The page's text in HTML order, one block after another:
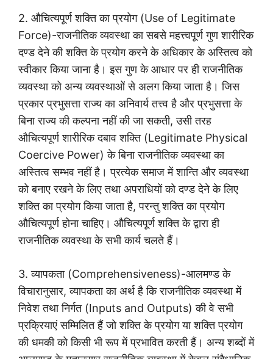
2. औचित्यपूर्ण शक्ति का प्रयोग (Use of Legitimate
Force)-राजनीतिक व्यवस्था का सबसे महत्त्वपूर्ण गुण शारीरिक
दण्ड देने की शक्ति के प्रयोग करने के अधिकार के अस्तित्व को
स्वीकार किया जाना है। इस गुण के आधार पर ही राजनीतिक
व्यवस्था को अन्य व्यवस्थाओं से अलग किया जाता है। जिस
प्रकार प्रभुसत्ता राज्य का अनिवार्य तत्त्व है और प्रभुसत्ता के
बिना राज्य की कल्पना नहीं की जा सकती, उसी तरह
औचित्यपूर्ण शारीरिक दबाव शक्ति (Legitimate Physical
Coercive Power) के बिना राजनीतिक व्यवस्था का
अस्तित्व सम्भव नहीं है। प्रत्येक समाज में शान्ति और व्यवस्था
को बनाए रखने के लिए तथा अपराधियों को दण्ड देने के लिए
शक्ति का प्रयोग किया जाता है, परन्तु शक्ति का प्रयोग
औचित्यपूर्ण होना चाहिए। औचित्यपूर्ण शक्ति के द्वारा ही
राजनीतिक व्यवस्था के सभी कार्य चलते हैं।
3. व्यापकता (Comprehensiveness)-आलमण्ड के
विचारानुसार, व्यापकता का अर्थ है कि राजनीतिक व्यवस्था में
निवेश तथा निर्गत (Inputs and Outputs) की वे सभी
प्रक्रियाएं सम्मिलित हैं जो शक्ति के प्रयोग या शक्ति प्रयोग
की धमकी को किसी भी रूप में प्रभावित करती हैं। अन्य शब्दों में